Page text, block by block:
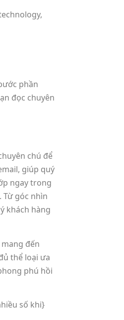
phần
đọc chuyên
chú để
giúp quý
ngay trong
góc nhìn
khách hàng
đến
thể loại ưa
phú hồi
số khi}